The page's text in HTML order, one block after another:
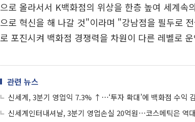
으로 올라서서 K백화점의 위상을 한층 높여 세계속
으로 혁신을 해 나갈 것"이라며 "강남점을 필두로
로 포진시켜 백화점 경쟁력을 차원이 다른 레벨로
관련 뉴스
신세계, 3분기 영업익 7.3% ↑⋯‘투자 확대’에 백화점 수익
신세계인터내셔날, 3분기 영업손실 20억원⋯코스메틱은 역